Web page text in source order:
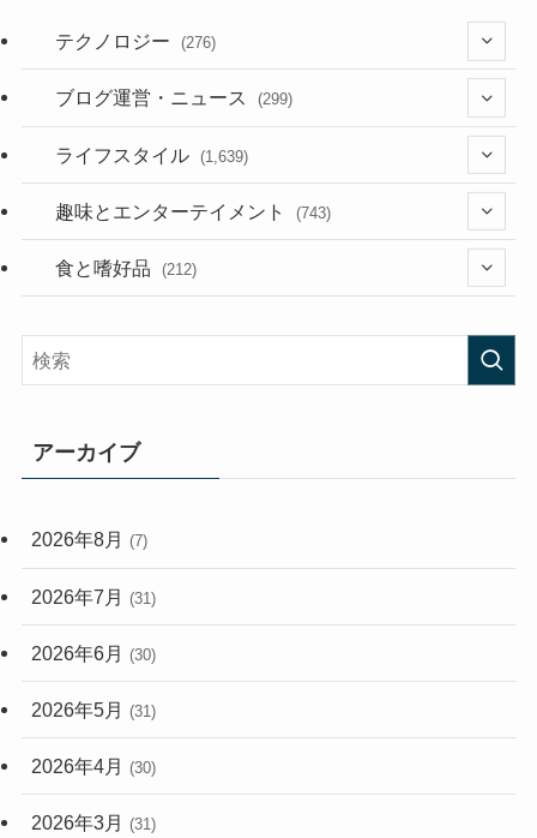
テクノロジー (276)
(36)
(187)
ブログ運営・ニュース (299)
(118)
(181)
ライフスタイル (1,639)
(394)
(282)
(33)
(248)
趣味とエンターテイメント (743)
(56)
食と嗜好品 (212)
アーカイブ
2026年8月 (7)
2026年7月 (31)
2026年6月 (30)
2026年5月 (31)
2026年4月 (30)
2026年3月 (31)